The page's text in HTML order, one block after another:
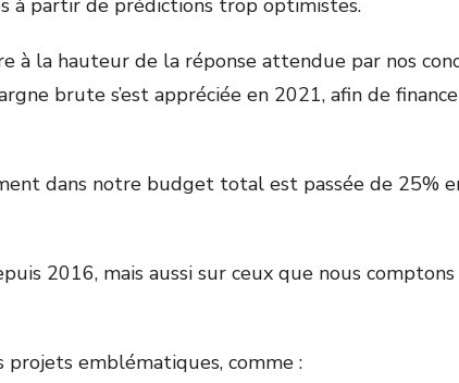
à partir de prédictions trop optimistes.
à la hauteur de la réponse attendue par nos
brute s’est appréciée en 2021, afin de
dans notre budget total est passée de 25%
2016, mais aussi sur ceux que nous
projets emblématiques, comme :